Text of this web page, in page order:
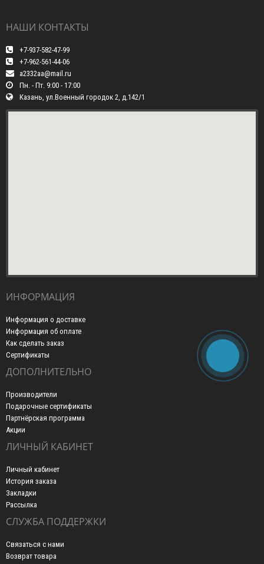
НАШИ КОНТАКТЫ
+7-937-582-47-99
+7-962-561-44-06
a2332aa@mail.ru
Пн. - Пт. 9:00 - 17:00
Казань, ул.Военный городок 2, д.142/1
ИНФОРМАЦИЯ
Информация о доставке
Информация об оплате
Как сделать заказ
Сертификаты
ДОПОЛНИТЕЛЬНО
Производители
Подарочные сертификаты
Партнёрская программа
Акции
ЛИЧНЫЙ КАБИНЕТ
Личный кабинет
История заказа
Закладки
Рассылка
СЛУЖБА ПОДДЕРЖКИ
Связаться с нами
Возврат товара